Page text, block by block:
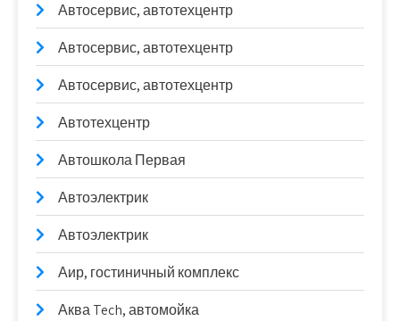
Автосервис, автотехцентр
Автосервис, автотехцентр
Автосервис, автотехцентр
Автотехцентр
Автошкола Первая
Автоэлектрик
Автоэлектрик
Аир, гостиничный комплекс
Аква Tech, автомойка